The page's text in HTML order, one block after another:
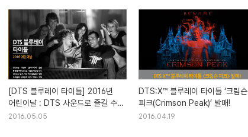
[DTS 블루레이 타이틀] 2016년
어린이날 : DTS 사운드로 즐길 수
있는 Blu-ray 타이틀
2016.05.05
DTS:X™ 블루레이 타이틀 ‘크림슨
피크(Crimson Peak)’ 발매!
2016.04.19